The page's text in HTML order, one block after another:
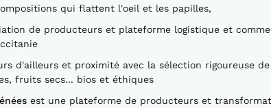
qui flattent l'oeil et les papilles,
de producteurs et plateforme logistique et
d'ailleurs et proximité avec la sélection rigoureuse
fruits secs... bios et éthiques
est une plateforme de producteurs et